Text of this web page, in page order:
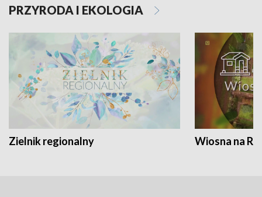
PRZYRODA I EKOLOGIA
Zielnik regionalny Wiosna na